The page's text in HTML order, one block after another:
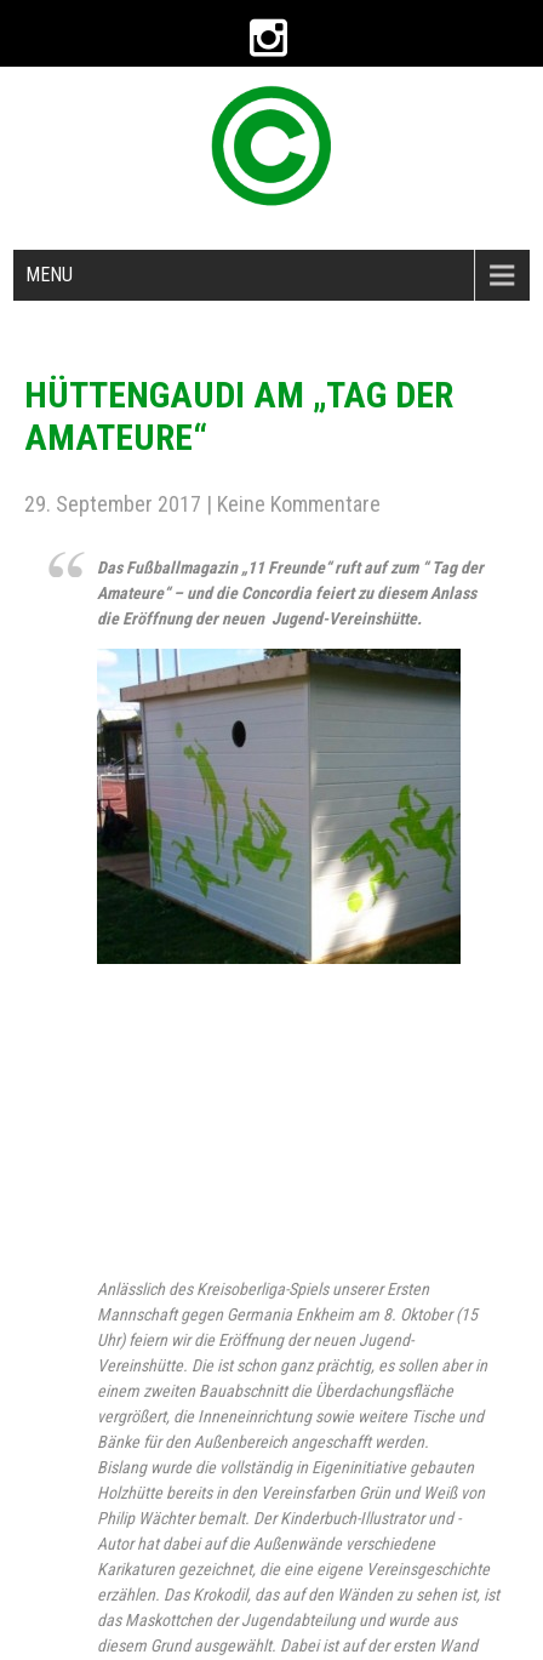
MENU
HÜTTENGAUDI AM „TAG DER
AMATEURE“
29. September 2017 | Keine Kommentare
Das Fußballmagazin „11 Freunde“ ruft auf zum “ Tag der
Amateure“ – und die Concordia feiert zu diesem Anlass
dieEröffnung der neuen Jugend-Vereinshütte.
Anlässlich des Kreisoberliga-Spiels unserer Ersten
Mannschaft gegen Germania Enkheim am 8. Oktober (15
Uhr) feiern wir die Eröffnung der neuen Jugend-
Vereinshütte. Die ist schon ganz prächtig, es sollen aber in
einem zweiten Bauabschnitt die Überdachungsfläche
vergrößert, die Inneneinrichtung sowie weitere Tische und
Bänke für den Außenbereich angeschafft werden.
Bislang wurde die vollständig in Eigeninitiative gebauten
Holzhütte bereits in den Vereinsfarben Grün und Weiß von
Philip Wächter bemalt. Der Kinderbuch-Illustrator und -
Autor hat dabei auf die Außenwände verschiedene
Karikaturen gezeichnet, die eine eigene Vereinsgeschichte
erzählen. Das Krokodil, das auf den Wänden zu sehen ist, ist
das Maskottchen der Jugendabteilung und wurde aus
diesem Grund ausgewählt. Dabei ist auf der ersten Wand